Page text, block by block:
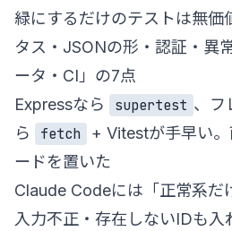
緑にするだけのテストは無価
タス・JSONの形・認証・異
ータ・CI」の7点
Expressなら
supertest 、フ
ら
fetch
+ Vitestが手早い
ードを置いた
Claude Codeには「正常系だ
入力不正・存在しないIDも